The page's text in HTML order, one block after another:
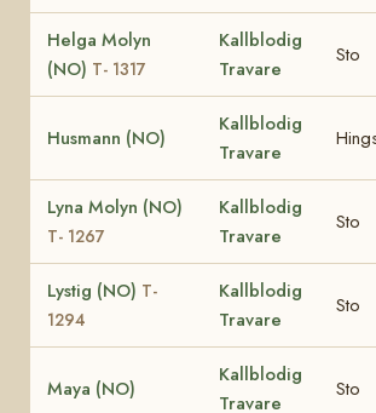
Helga Molyn
(NO) T- 1317
Kallblodig
Travare
Sto
Husmann (NO)
Kallblodig
Travare
Lyna Molyn (NO)
T- 1267
Kallblodig
Travare
Sto
Lystig (NO) T-
1294
Kallblodig
Travare
Sto
Maya (NO)
Kallblodig
Travare
Sto